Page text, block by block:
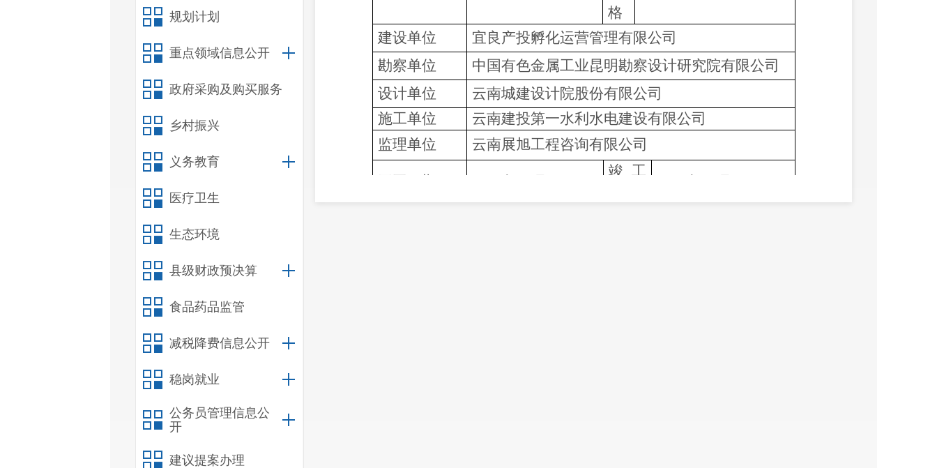
规划计划
重点领域信息公开
政府采购及购买服务
乡村振兴
义务教育
医疗卫生
生态环境
县级财政预决算
食品药品监管
减税降费信息公开
稳岗就业
公务员管理信息公
开
建议提案办理
格
建设单位
宜良产投孵化运营管理有限公司
勘察单位
中国有色金属工业昆明勘察设计研究院有限公司
设计单位
云南城建设计院股份有限公司
施工单位
云南建投第一水利水电建设有限公司
监理单位
云南展旭工程咨询有限公司
竣工